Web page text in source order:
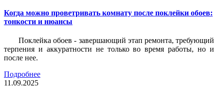
Когда можно проветривать комнату после поклейки обоев:
тонкости и нюансы
Поклейка обоев - завершающий этап ремонта, требующий
терпения и аккуратности не только во время работы, но и
после нее.
Подробнее
11.09.2025